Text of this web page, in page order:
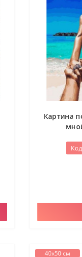
Картина
40х50 см